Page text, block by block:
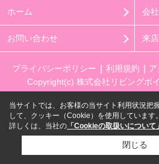
ホーム 会
お問い合わせ 来
プライバシーポリシー 利用規約
Copyright(c) 株式会社リビングボ
当サイトでは、お客様の当サイト利用状況把
して、クッキー（Cookie）を使用しています。
詳しくは、当社の 「Cookieの取扱いについて」
閉じる